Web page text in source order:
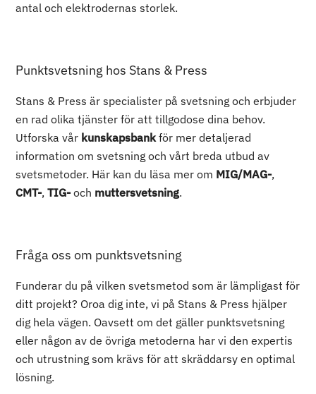
antal och elektrodernas storlek.
Punktsvetsning hos Stans & Press
Stans & Press är specialister på svetsning och erbjuder
en rad olika tjänster för att tillgodose dina behov.
Utforska vår kunskapsbankför mer detaljerad
information om svetsning och vårt breda utbud av
svetsmetoder. Här kan du läsa mer om MIG/MAG-,
CMT-,TIG- och muttersvetsning.
Fråga oss om punktsvetsning
Funderar du på vilken svetsmetod som är lämpligast för
ditt projekt? Oroa dig inte, vi på Stans & Press hjälper
dig hela vägen. Oavsett om det gäller punktsvetsning
eller någon av de övriga metoderna har vi den expertis
och utrustning som krävs för att skräddarsy en optimal
lösning.